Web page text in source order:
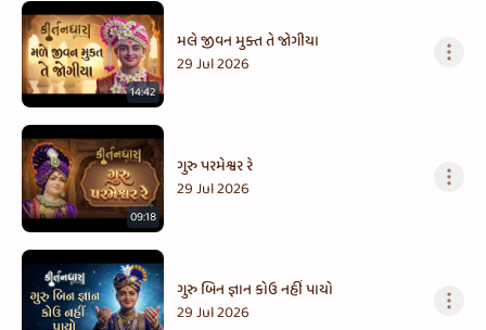
14:42
મલે જીવન મુક્ત તે જોગીયા
29 Jul 2026
09:18
ગુરુ પરમેશ્વર રે
29 Jul 2026
ગુરુ બિન જ્ઞાન કોઉ નહીં પાયો
29 Jul 2026